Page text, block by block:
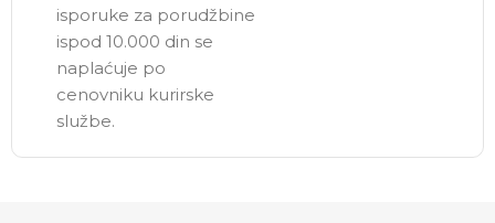
isporuke za porudžbine
ispod 10.000 din se
naplaćuje po
cenovniku kurirske
službe.